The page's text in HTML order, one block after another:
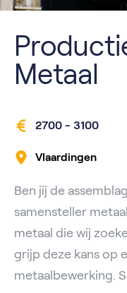
Metaal
2700 - 3100
Vlaardingen
Ben jij de
samensteller
metaal die wij
grijp deze kans op
metaalbewerking.